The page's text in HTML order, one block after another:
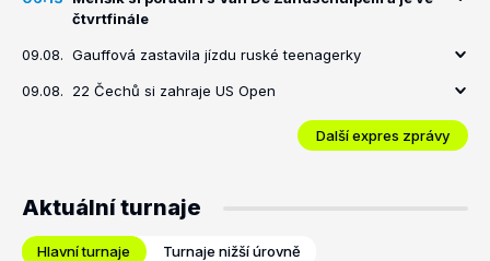
čtvrtfinále
09.08. Gauffová zastavila jízdu ruské teenagerky
09.08. 22 Čechů si zahraje US Open
Další expres zprávy
Aktuální turnaje
Hlavní turnaje Turnaje nižší úrovně